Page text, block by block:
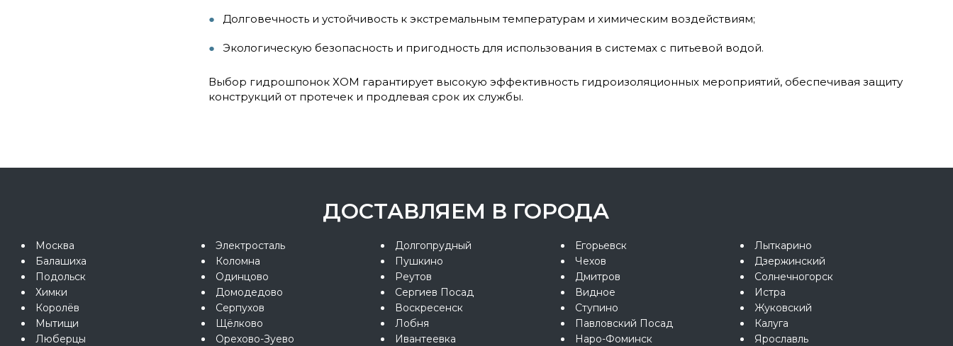
Долговечность и устойчивость к экстремальным температурам и химическим воздействиям;
Экологическую безопасность и пригодность для использования в системах с питьевой водой.
Выбор гидрошпонок ХОМ гарантирует высокую эффективность гидроизоляционных мероприятий, обеспечивая защиту
конструкций от протечек и продлевая срок их службы.
ДОСТАВЛЯЕМ В ГОРОДА
Москва
Балашиха
Подольск
Химки
Королёв
Мытищи
Люберцы
Электросталь
Коломна
Одинцово
Домодедово
Серпухов
Щёлково
Орехово-Зуево
Долгопрудный
Пушкино
Реутов
Сергиев Посад
Воскресенск
Лобня
Ивантеевка
Егорьевск
Чехов
Дмитров
Видное
Ступино
Павловский Посад
Наро-Фоминск
Лыткарино
Дзержинский
Солнечногорск
Истра
Жуковский
Калуга
Ярославль